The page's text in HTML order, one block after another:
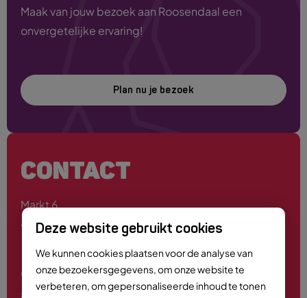
Deze website gebruikt cookies
We kunnen cookies plaatsen voor de analyse van
onze bezoekersgegevens, om onze website te
verbeteren, om gepersonaliseerde inhoud te tonen
Maak van jouw bezoek aan Roosendaal een
onvergetelijke ervaring!
Plan nu je bezoek
CONTACT
Markt 6
4701 PE Roosendaal
0165 - 55 44 00